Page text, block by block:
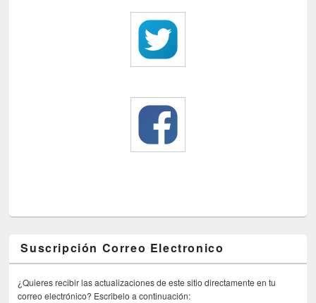
Suscripción Correo Electronico
¿Quieres recibir las actualizaciones de este sitio directamente en tu
correo electrónico? Escribelo a continuación: